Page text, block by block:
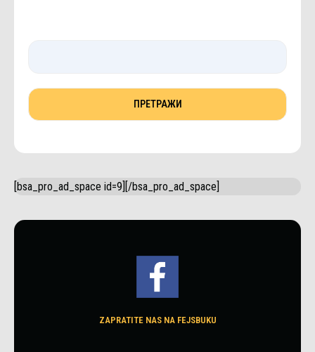
[bsa_pro_ad_space id=9][/bsa_pro_ad_space]
ZAPRATITE NAS NA FEJSBUKU